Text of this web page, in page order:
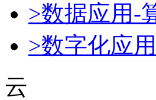
>数据应用-
>数字化应
云